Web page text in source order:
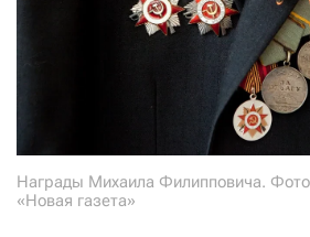
Награды Михаила Филипповича.
«Новая газета»